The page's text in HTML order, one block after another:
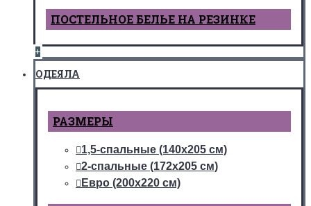
ПОСТЕЛЬНОЕ БЕЛЬЕ НА РЕЗИНКЕ
+
ОДЕЯЛА
РАЗМЕРЫ
1,5-спальные (140х205 см)
2-спальные (172х205 см)
Евро (200х220 см)